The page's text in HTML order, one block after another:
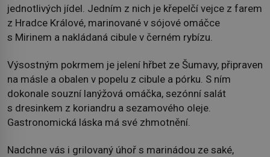
jednotlivých jídel. Jedním z nich je křepelčí vejce z farem
z Hradce Králové, marinované v sójové omáčce
s Mirinem a nakládaná cibule v černém rybízu.
Výsostným pokrmem je jelení hřbet ze Šumavy, připraven
na másle a obalen v popelu z cibule a pórku. S ním
dokonale souzní lanýžová omáčka, sezónní salát
s dresinkem z koriandru a sezamového oleje.
Gastronomická láska má své zhmotnění.
Nadchne vás i grilovaný úhoř s marinádou ze saké,